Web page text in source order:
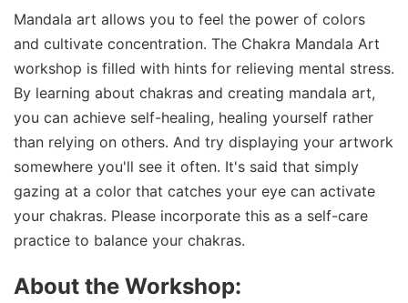
Mandala art allows you to feel the power of colors
and cultivate concentration. The Chakra Mandala Art
workshop is filled with hints for relieving mental stress.
By learning about chakras and creating mandala art,
you can achieve self-healing, healing yourself rather
than relying on others. And try displaying your artwork
somewhere you'll see it often. It's said that simply
gazing at a color that catches your eye can activate
your chakras. Please incorporate this as a self-care
practice to balance your chakras.
About the Workshop: